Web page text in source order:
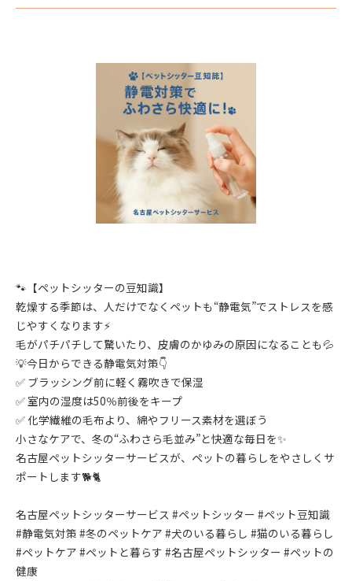
🐾【ペットシッターの豆知識】
乾燥する季節は、人だけでなくペットも“静電気”でストレスを感
じやすくなります⚡
毛がパチパチして驚いたり、皮膚のかゆみの原因になることも💦
💡今日からできる静電気対策👇
✅ ブラッシング前に軽く霧吹きで保湿
✅ 室内の湿度は50％前後をキープ
✅ 化学繊維の毛布より、綿やフリース素材を選ぼう
小さなケアで、冬の“ふわさら毛並み”と快適な毎日を✨
名古屋ペットシッターサービスが、ペットの暮らしをやさしくサ
ポートします🐕🐈
名古屋ペットシッターサービス #ペットシッター #ペット豆知識
#静電気対策 #冬のペットケア #犬のいる暮らし #猫のいる暮らし
#ペットケア #ペットと暮らす #名古屋ペットシッター #ペットの
健康